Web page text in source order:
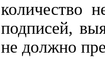
количество
подписей,
не должно